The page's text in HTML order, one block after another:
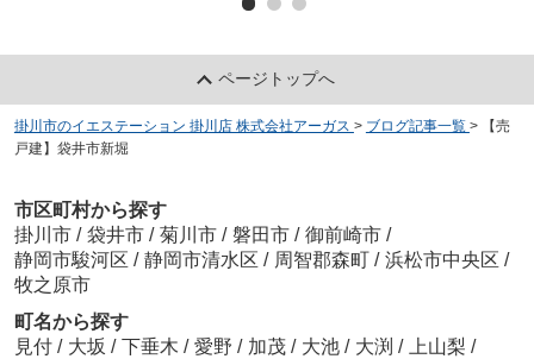
ページトップへ
掛川市のイエステーション 掛川店 株式会社アーガス > ブログ記事一覧 >
【売
戸建】袋井市新堀
市区町村から探す
掛川市 / 袋井市 / 菊川市 / 磐田市 / 御前崎市 /
静岡市駿河区 / 静岡市清水区 / 周智郡森町 / 浜松市中央区 /
牧之原市
町名から探す
見付 / 大坂 / 下垂木 / 愛野 / 加茂 / 大池 / 大渕 / 上山梨 /